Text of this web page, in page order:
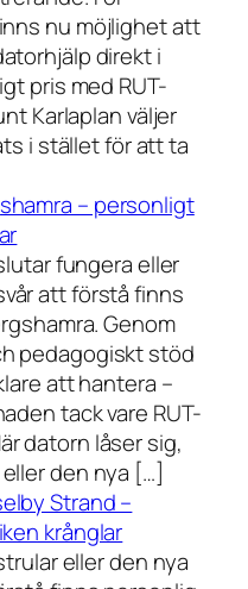
nu möjlighet att
direkt i
pris med RUT-
Karlaplan väljer
i stället för att ta
– personligt
fungera eller
att förstå finns
Genom
pedagogiskt stöd
att hantera –
tack vare RUT-
datorn låser sig,
den nya […]
Strand –
krånglar
eller den nya